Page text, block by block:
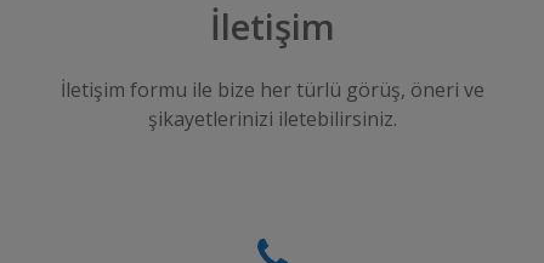
İletişim
İletişim formu ile bize her türlü görüş, öneri ve
şikayetlerinizi iletebilirsiniz.